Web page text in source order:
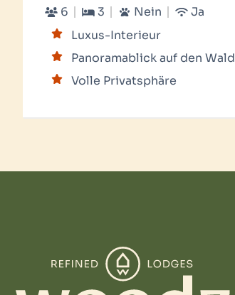
6
3 Nein
Ja
Luxus-Interieur
Panoramablick auf den Wald
Volle Privatsphäre